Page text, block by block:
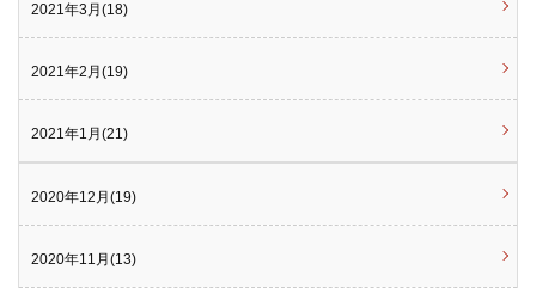
2021年3月(18)
2021年2月(19)
2021年1月(21)
2020年12月(19)
2020年11月(13)